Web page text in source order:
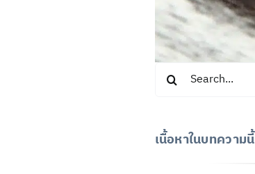
Search
for:
เนื้อหาในบทความนี้